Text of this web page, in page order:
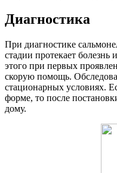
Диагностика
При диагностике
стадии протекает болезнь
этого при первых
скорую помощь.
стационарных условиях.
форме, то после
дому.